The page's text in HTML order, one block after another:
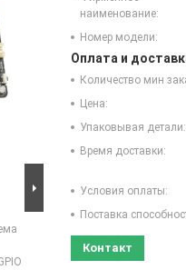
наименование:
Номер модели:
Оплата и
Количество мин
Цена:
Упаковывая детали:
Время доставки:
Условия оплаты:
Поставка
Контакт